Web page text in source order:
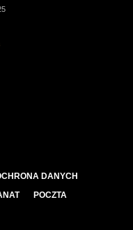
DANYCH
POCZTA